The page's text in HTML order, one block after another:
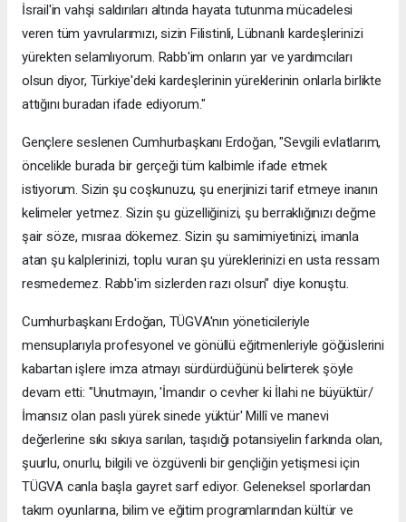
İsrail'in vahşi saldırıları altında hayata tutunma mücadelesi
veren tüm yavrularımızı, sizin Filistinli, Lübnanlı kardeşlerinizi
yürekten selamlıyorum. Rabb'im onların yar ve yardımcıları
olsun diyor, Türkiye'deki kardeşlerinin yüreklerinin onlarla birlikte
attığını buradan ifade ediyorum."
Gençlere seslenen Cumhurbaşkanı Erdoğan, "Sevgili evlatlarım,
öncelikle burada bir gerçeği tüm kalbimle ifade etmek
istiyorum. Sizin şu coşkunuzu, şu enerjinizi tarif etmeye inanın
kelimeler yetmez. Sizin şu güzelliğinizi, şu berraklığınızı değme
şair söze, mısraa dökemez. Sizin şu samimiyetinizi, imanla
atan şu kalplerinizi, toplu vuran şu yüreklerinizi en usta ressam
resmedemez. Rabb'im sizlerden razı olsun" diye konuştu.
Cumhurbaşkanı Erdoğan, TÜGVA'nın yöneticileriyle
mensuplarıyla profesyonel ve gönüllü eğitmenleriyle göğüslerini
kabartan işlere imza atmayı sürdürdüğünü belirterek şöyle
devam etti: "Unutmayın, 'İmandır o cevher ki İlahi ne büyüktür/
İmansız olan paslı yürek sinede yüktür' Millî ve manevi
değerlerine sıkı sıkıya sarılan, taşıdığı potansiyelin farkında olan,
şuurlu, onurlu, bilgili ve özgüvenli bir gençliğin yetişmesi için
TÜGVA canla başla gayret sarf ediyor. Geleneksel sporlardan
takım oyunlarına, bilim ve eğitim programlarından kültür ve